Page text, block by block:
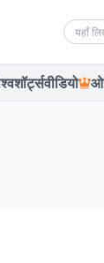
शॉर्ट्सवीडियो